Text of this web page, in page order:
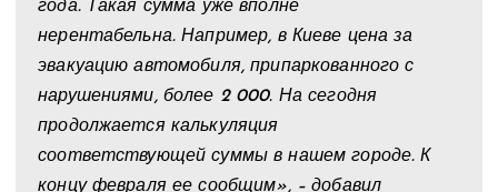
года. Такая сумма уже вполне
нерентабельна. Например, в Киеве цена за
эвакуацию автомобиля, припаркованного с
нарушениями, более 2 000. На сегодня
продолжается калькуляция
соответствующей суммы в нашем городе. К
концу февраля ее сообщим», – добавил